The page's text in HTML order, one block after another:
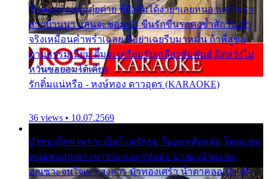
ชื่อต๋อยต้อยตุ้มตุ๋ยต่าย พี่ยังลืมได้ง่ายๆเลยหนอ แค่ตัวเรา
สาวบ้านนา แสนจะซอมซ่อ ขืนรักขืนรอคงช้ำสักวัน ถ้า
จริงเหมือนคำพร่ำเฉลย พี่อย่าเฉยรีบมาหมั้น ถ้าพี่สู่ขอ
ตามธรรมเนียม ติ๋มจะเตรียมรับเกลียวสัมพันธ์ ผิดหวังไม่
หวั่นขอยอมได้เคียง
รักติ๋มแน่หรือ - หงษ์ทอง ดาวอุดร (KARAOKE)
36 views • 10.07.2569
บัวทองโศก เพราะเป็นโรครักรุม ในอกกลัดกลุ้ม โดนแฟน
หนุ่มหลอกเอา เขารวย และรูปหล่อ มาพะเน้าพะนอ
ออเซาะจนใจเบา สงสาร บัวทองเศร้า น้ำตาคลอเบ้า เฝ้า